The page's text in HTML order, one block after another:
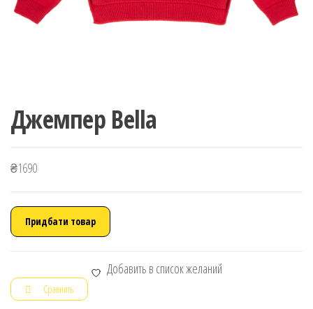
Джемпер Bella
₴1690
Придбати товар
Добавить в список желаний
Сравнить